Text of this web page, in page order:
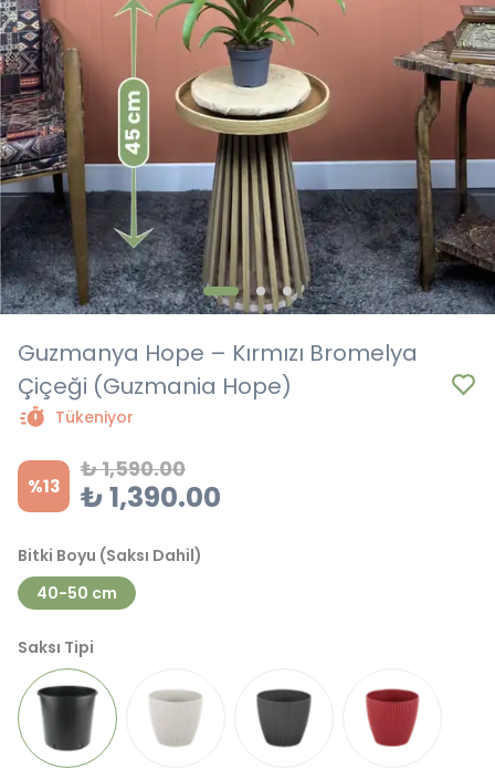
Guzmanya Hope – Kırmızı Bromelya
Çiçeği (Guzmania Hope)
Tükeniyor
%13
₺ 1,590.00
₺ 1,390.00
Bitki Boyu (Saksı Dahil)
40-50 cm
Saksı Tipi